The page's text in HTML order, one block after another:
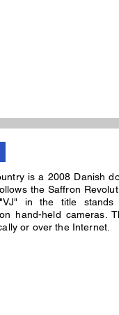
is a 2008 Danish
the Saffron
in the title stands
hand-held cameras.
or over the Internet.